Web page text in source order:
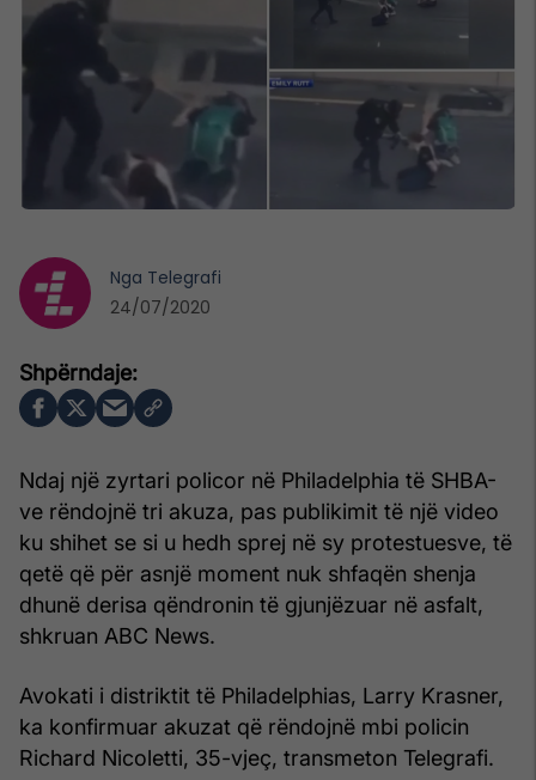
Ndaj një zyrtari policor në Philadelphia të SHBA-
ve rëndojnë tri akuza, pas publikimit të një video
ku shihet se si u hedh sprej në sy protestuesve, të
qetë që për asnjë moment nuk shfaqën shenja
dhunë derisa qëndronin të gjunjëzuar në asfalt,
shkruan ABC News.
Avokati i distriktit të Philadelphias, Larry Krasner,
ka konfirmuar akuzat që rëndojnë mbi policin
Richard Nicoletti, 35-vjeç, transmeton Telegrafi.
Nga Telegrafi
24/07/2020